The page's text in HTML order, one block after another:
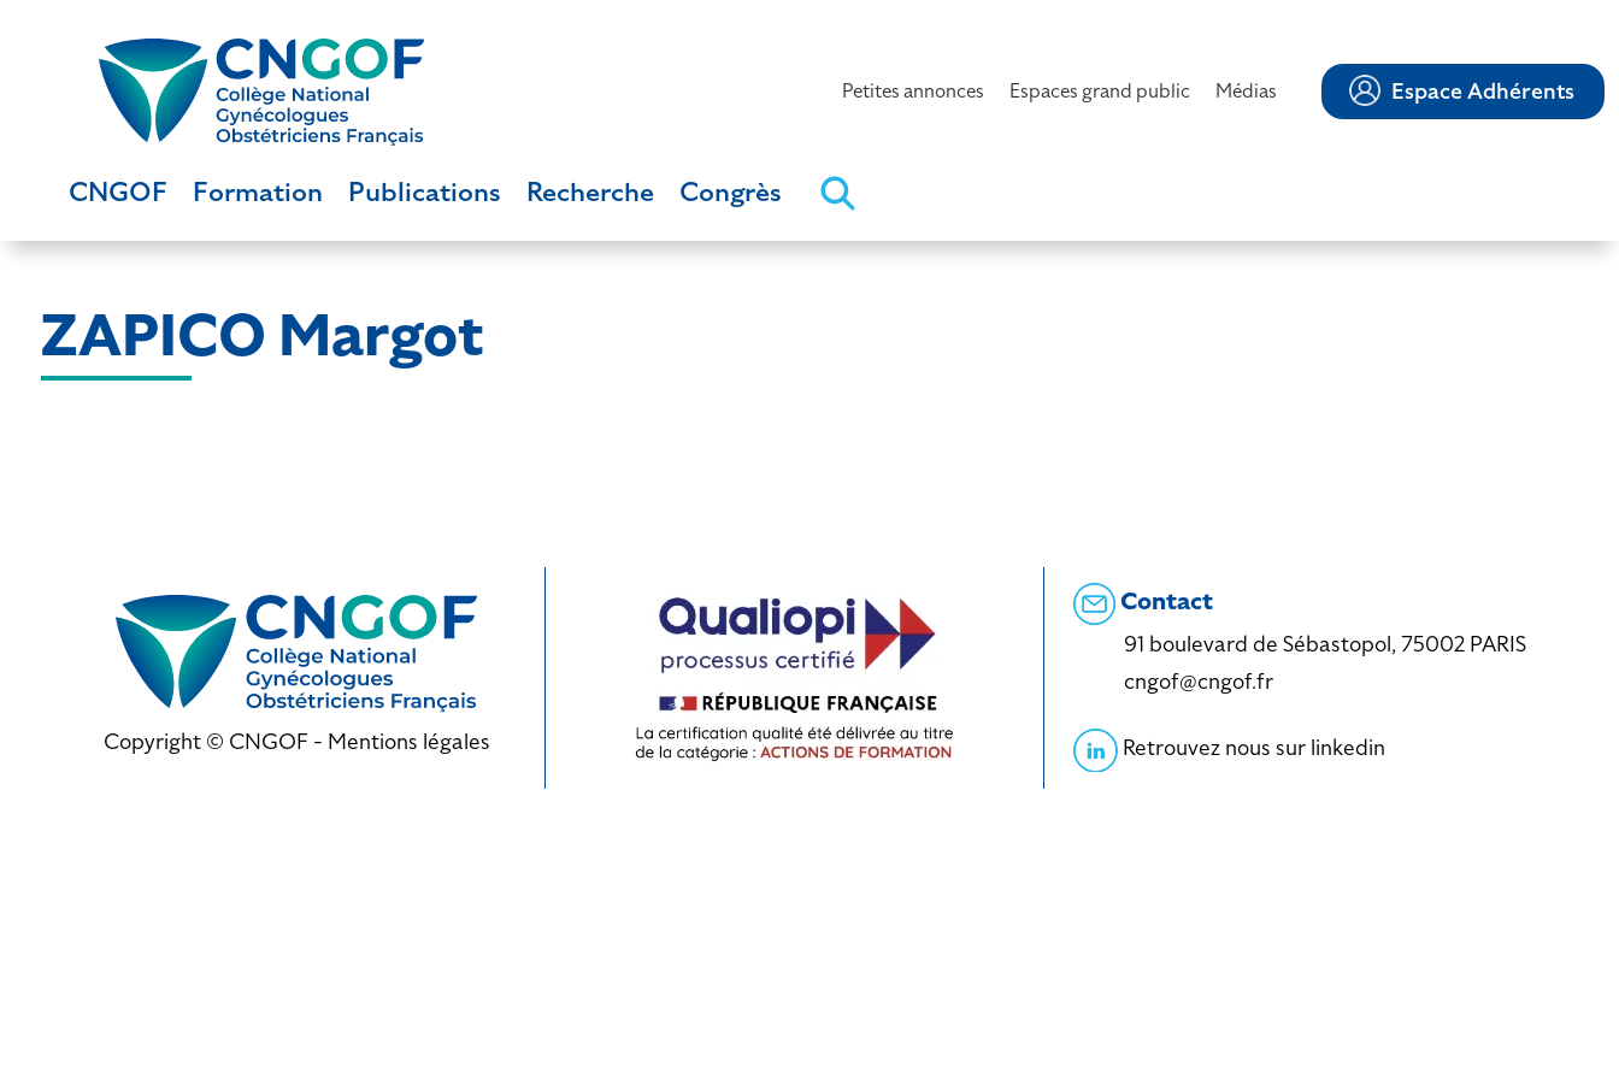
Petites annonces Espaces grand public Médias Espace Adhérents
CNGOF Formation Publications Recherche Congrès
ZAPICO Margot
Copyright © CNGOF - Mentions légales
Contact
91 boulevard de Sébastopol, 75002 PARIS
cngof@cngof.fr
Retrouvez nous sur linkedin